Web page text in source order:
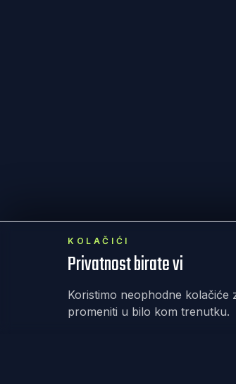
KOLAČIĆI
Privatnost birate vi
Koristimo neophodne kolačiće
promeniti u bilo kom trenutku.